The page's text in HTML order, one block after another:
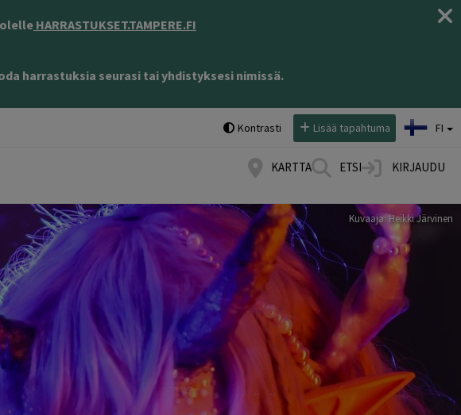
HARRASTUKSET.TAMPERE.FI
harrastuksia seurasi tai yhdistyksesi nimissä.
Kontrasti Lisää tapahtuma FI
KARTTA ETSI KIRJAUDU
Kuvaaja: Heikki Järvinen